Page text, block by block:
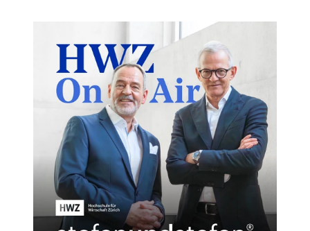
Netzwerk
Referenzen
Medien
Kontakt